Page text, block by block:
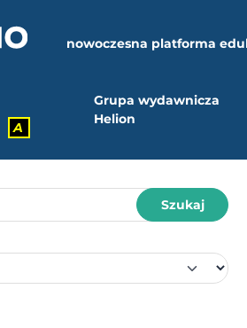
nowoczesna platforma
A
Grupa wydawnicza
Helion
Szukaj